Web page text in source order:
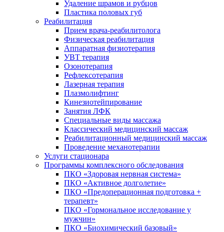
Удаление шрамов и рубцов
Пластика половых губ
Реабилитация
Прием врача-реабилитолога
Физическая реабилитация
Аппаратная физиотерапия
УВТ терапия
Озонотерапия
Рефлексотерапия
Лазерная терапия
Плазмолифтинг
Кинезиотейпирование
Занятия ЛФК
Специальные виды массажа
Классический медицинский массаж
Реабилитационный медицинский массаж
Проведение механотерапии
Услуги стационара
Программы комплексного обследования
ПКО «Здоровая нервная система»
ПКО «Активное долголетие»
ПКО «Предоперационная подготовка +
терапевт»
ПКО «Гормональное исследование у
мужчин»
ПКО «Биохимический базовый»